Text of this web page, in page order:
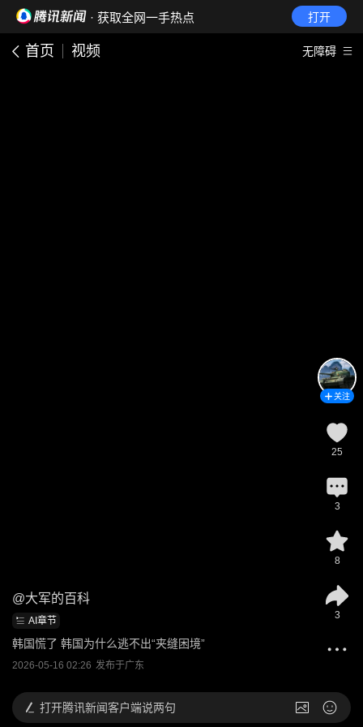
· 获取全网一手热点 打开
首页 视频 无障碍
@大军的百科
AI章节
韩国慌了 韩国为什么逃不出“夹缝困境”
2026-05-16 02:26 发布于广东
关注
25
3
8
3
打开腾讯新闻客户端说两句